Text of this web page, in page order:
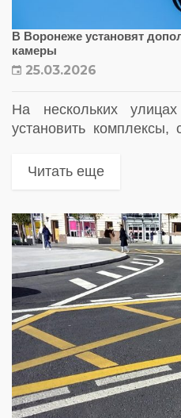
В Воронеже установят
камеры
25.03.2026
На нескольких
установить комплексы,
Читать еще